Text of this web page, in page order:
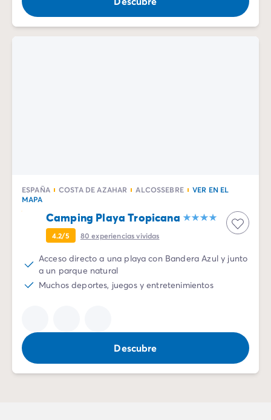
ESPAÑA COSTA DE AZAHAR ALCOSSEBRE
VER EN EL
MAPA
Camping Playa Tropicana
4.2/5 80experiencias vividas
Acceso directo a una playa con Bandera Azul y junto
a un parque natural
Muchos deportes, juegos y entretenimientos
Descubre